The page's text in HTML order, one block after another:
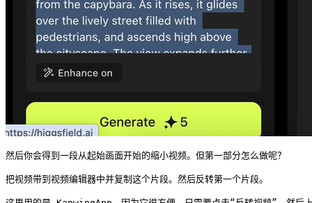
然后你会得到一段从起始画面开始的缩小视频。但第一部分怎么做呢？
把视频带到视频编辑器中并复制这个片段。然后反转第一个片段。